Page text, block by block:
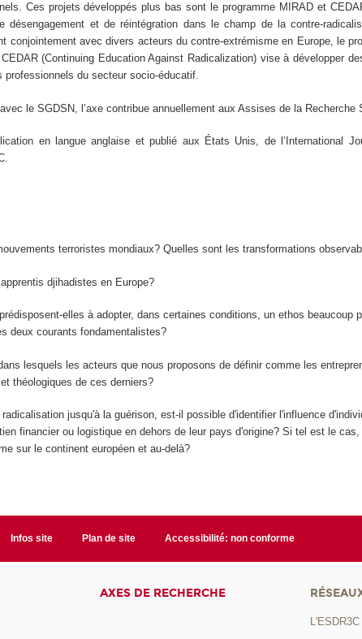
Ces projets développés plus bas sont le programme MIRAD et
désengagement et de réintégration dans le champ de la contre-
conjointement avec divers acteurs du contre-extrémisme en Europe, le
(Continuing Education Against Radicalization) vise à développer
du secteur socio-éducatif.
le SGDSN, l’axe contribue annuellement aux Assises de la Recherche
en langue anglaise et publié aux États Unis, de l’International
terroristes mondiaux? Quelles sont les transformations
djihadistes en Europe?
elles à adopter, dans certaines conditions, un ethos beaucoup
deux courants fondamentalistes?
lesquels les acteurs que nous proposons de définir comme les
théologiques de ces derniers?
jusqu'à la guérison, est-il possible d'identifier l'influence
financier ou logistique en dehors de leur pays d'origine? Si tel est le
sur le continent européen et au-delà?
Infos site Plan de site Accessibilité: non conforme
AXES DE RECHERCHE